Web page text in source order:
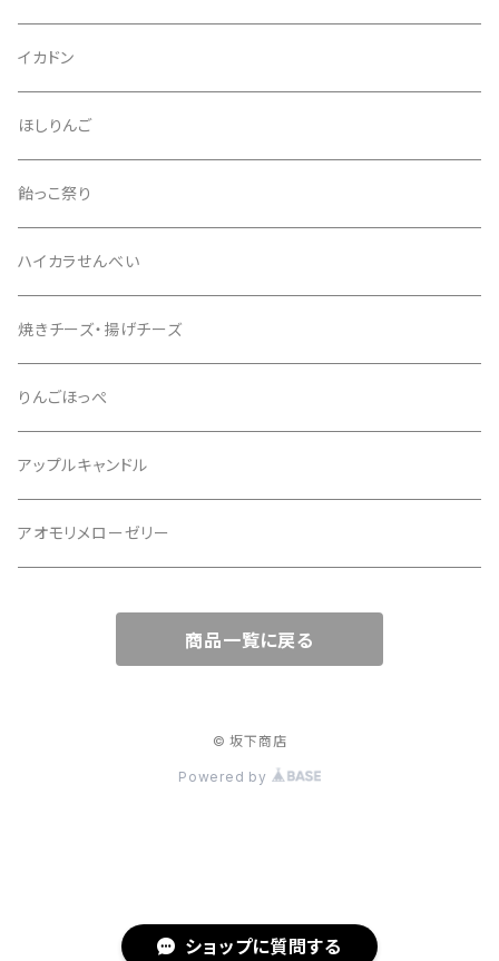
ショップに質問する
イカドン
ほしりんご
飴っこ祭り
ハイカラせんべい
焼きチーズ・揚げチーズ
りんごほっぺ
アップルキャンドル
アオモリメローゼリー
商品一覧に戻る
© 坂下商店
Powered by